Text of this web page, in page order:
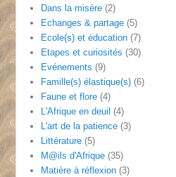
Dans la misère (2)
Echanges & partage (5)
Ecole(s) et éducation (7)
Etapes et curiosités (30)
Evénements (9)
Famille(s) élastique(s) (6)
Faune et flore (4)
L'Afrique en deuil (4)
L'art de la patience (3)
Littérature (5)
M@ils d'Afrique (35)
Matière à réflexion (3)